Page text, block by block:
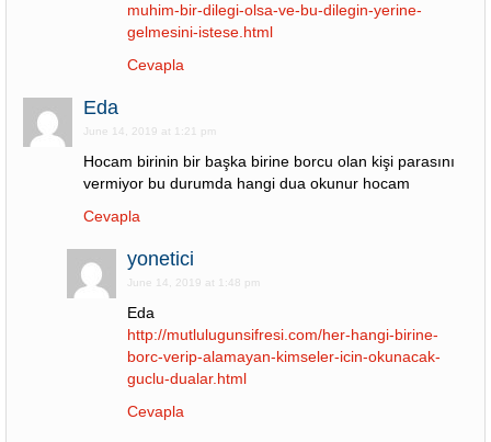
muhim-bir-dilegi-olsa-ve-bu-dilegin-yerine-
gelmesini-istese.html
Cevapla
Eda
June 14, 2019 at 1:21 pm
Hocam birinin bir başka birine borcu olan kişi parasını
vermiyor bu durumda hangi dua okunur hocam
Cevapla
yonetici
June 14, 2019 at 1:48 pm
Eda
http://mutlulugunsifresi.com/her-hangi-birine-
borc-verip-alamayan-kimseler-icin-okunacak-
guclu-dualar.html
Cevapla